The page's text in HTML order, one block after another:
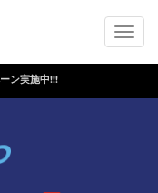
ン実施中!!!